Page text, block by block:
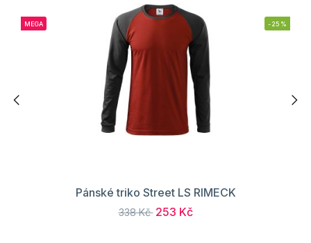
MEGA -25%
Pánské triko Street LS RIMECK
338 Kč 253 Kč